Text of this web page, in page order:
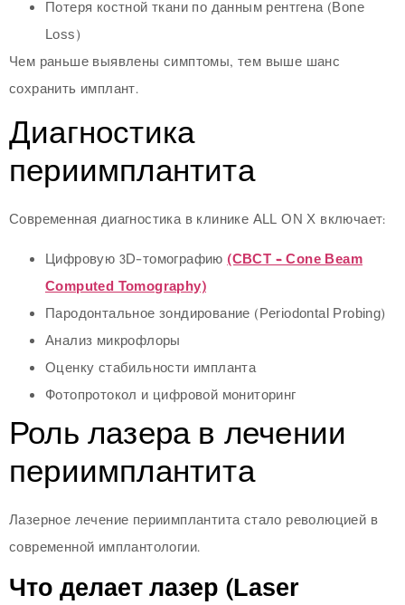
Потеря костной ткани по данным рентгена (Bone
Loss)
Чем раньше выявлены симптомы, тем выше шанс
сохранить имплант.
Диагностика
периимплантита
Современная диагностика в клинике ALL ON X включает:
Цифровую 3D-томографию(CBCT – Cone Beam
Computed Tomography)
Пародонтальное зондирование (Periodontal Probing)
Анализ микрофлоры
Оценку стабильности импланта
Фотопротокол и цифровой мониторинг
Роль лазера в лечении
периимплантита
Лазерное лечение периимплантита стало революцией в
современной имплантологии.
Что делает лазер (Laser